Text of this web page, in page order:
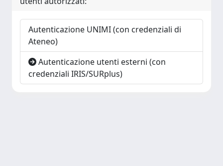
Autenticazione UNIMI (con credenziali di
Ateneo)
Autenticazione utenti esterni (con
credenziali IRIS/SURplus)